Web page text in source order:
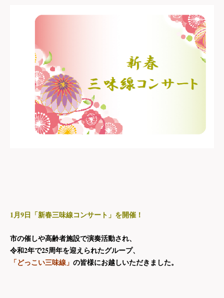
1月9日「新春三味線コンサート」を開催！
市の催しや高齢者施設で演奏活動され、
令和2年で25周年を迎えられたグループ、
「どっこい三味線」 の皆様にお越しいただきました。